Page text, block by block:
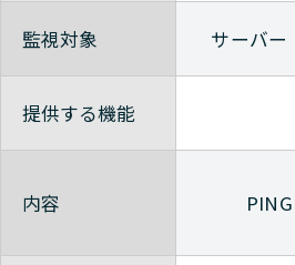
監視対象 サーバー
提供する機能
内容